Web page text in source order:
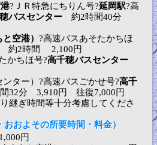
?ＪＲ特急にちりん号?延岡駅?高
バスセンター 約2時間40分
空港） ?高速バスあそたかちほ
約2時間 2,100円
かちほ号?高千穂バスセンター
ンター）?高速バスごかせ号?高千
32分 3,910円 往復7,000円
継ぎ時間等十分考慮してくださ
およその所要時間・料金）
円